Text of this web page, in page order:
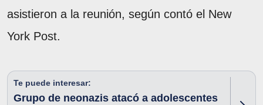
asistieron a la reunión, según contó el New
York Post.
Te puede interesar:
Grupo de neonazis atacó a adolescentes